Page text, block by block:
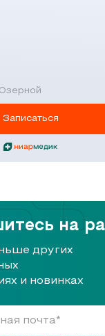
Записаться
на
других
и новинках